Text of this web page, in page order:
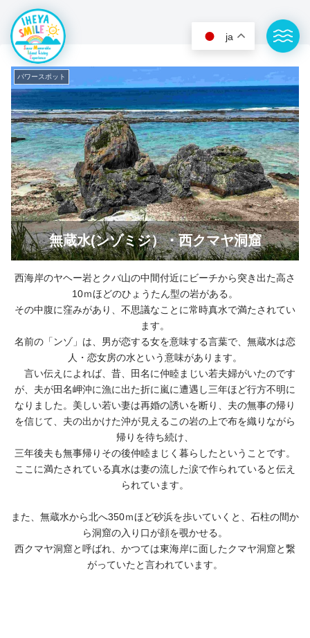
ja
IHEYA SMILEの想い
伊平屋島について
アクセス
お問い合わせ(日本語)
Contact(English)
参加する - イベント
学ぶ・遊ぶ - 体験・ツアー
巡る - 観光スポット
泊る - 宿泊施設
味わう - 飲食店
買う - ショップ
無蔵水(ンゾミジ）・西クマヤ洞窟
パワースポット
西海岸のヤヘー岩とクバ山の中間付近にビーチから突き出た高さ
10ｍほどのひょうたん型の岩がある。
その中腹に窪みがあり、不思議なことに常時真水で満たされてい
ます。
名前の「ンゾ」は、男が恋する女を意味する言葉で、無蔵水は恋
人・恋女房の水という意味があります。
言い伝えによれば、昔、田名に仲睦まじい若夫婦がいたのです
が、夫が田名岬沖に漁に出た折に嵐に遭遇し三年ほど行方不明に
なりました。美しい若い妻は再婚の誘いを断り、夫の無事の帰り
を信じて、夫の出かけた沖が見えるこの岩の上で布を織りながら
帰りを待ち続け、
三年後夫も無事帰りその後仲睦まじく暮らしたということです。
ここに満たされている真水は妻の流した涙で作られていると伝え
られています。
また、無蔵水から北へ350ｍほど砂浜を歩いていくと、石柱の間か
ら洞窟の入り口が顔を覗かせる。
西クマヤ洞窟と呼ばれ、かつては東海岸に面したクマヤ洞窟と繋
がっていたと言われています。